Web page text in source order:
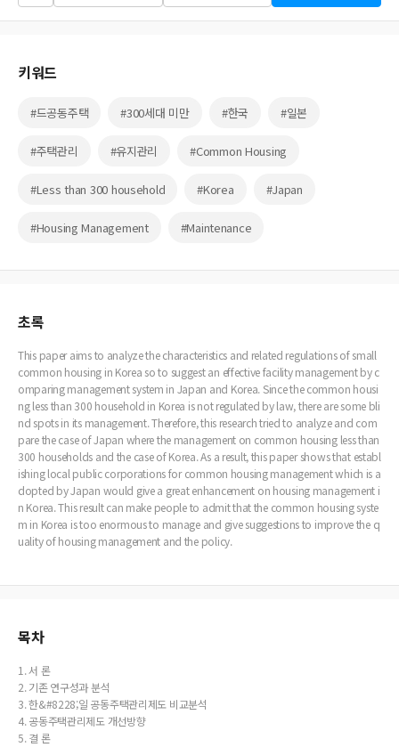
찾기
키워드
#드공동주택 #300세대 미만 #한국 #일본
#주택관리 #유지관리 #Common Housing
#Less than 300 household #Korea #Japan
#Housing Management #Maintenance
초록
This paper aims to analyze the characteristics and related regulations of small
common housing in Korea so to suggest an effective facility management by c
omparing management system in Japan and Korea. Since the common housi
ng less than 300 household in Korea is not regulated by law, there are some bli
nd spots in its management. Therefore, this research tried to analyze and com
pare the case of Japan where the management on common housing less than
300 households and the case of Korea. As a result, this paper shows that establ
ishing local public corporations for common housing management which is a
dopted by Japan would give a great enhancement on housing management i
n Korea. This result can make people to admit that the common housing syste
m in Korea is too enormous to manage and give suggestions to improve the q
uality of housing management and the policy.
목차
1. 서 론
2. 기존 연구성과 분석
3. 한&#8228;일 공동주택관리제도 비교분석
4. 공동주택관리제도 개선방향
5. 결 론